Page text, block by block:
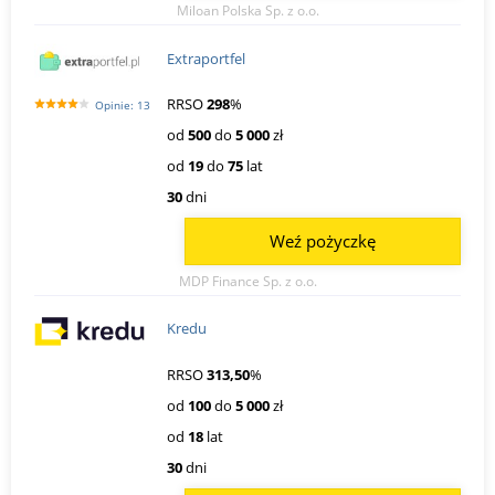
Miloan Polska Sp. z o.o.
Opinie: 13
Extraportfel
RRSO298%
od 500do 5 000zł
od 19do 75 lat
30dni
MDP Finance Sp. z o.o.
Weź pożyczkę
Kredu
RRSO313,50%
od 100do 5 000zł
od 18 lat
30dni